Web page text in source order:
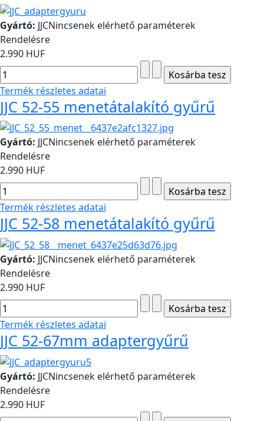
Gyártó: JJCNincsenek elérhető paraméterek
Rendelésre
2.990 HUF
Termék részletes adatai
JJC 52-55 menetátalakító gyűrű
Gyártó: JJCNincsenek elérhető paraméterek
Rendelésre
2.990 HUF
Termék részletes adatai
JJC 52-58 menetátalakító gyűrű
Gyártó: JJCNincsenek elérhető paraméterek
Rendelésre
2.990 HUF
Termék részletes adatai
JJC 52-67mm adaptergyűrű
Gyártó: JJCNincsenek elérhető paraméterek
Rendelésre
2.990 HUF